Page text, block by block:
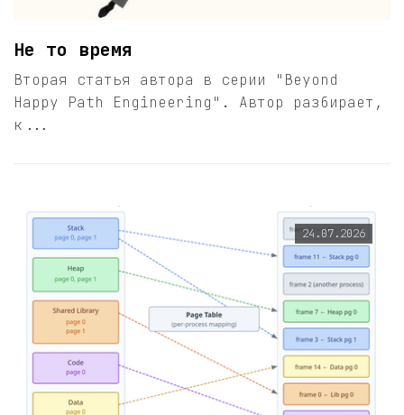
Не то время
Вторая статья автора в серии "Beyond
Happy Path Engineering". Автор разбирает,
к...
24.07.2026